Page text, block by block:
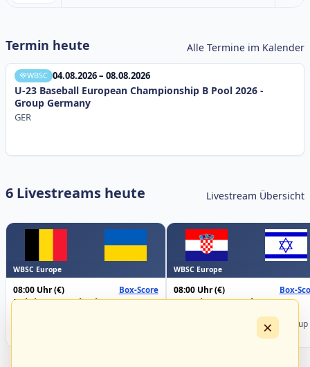
Termin heute Alle Termine im Kalender
WBSC 04.08.2026 – 08.08.2026
U-23 Baseball European Championship B Pool 2026 -
Group Germany
GER
6 Livestreams heute Livestream Übersicht
WBSC Europe
08:00 Uhr(€) Box-Score
Belgium vs. Ukraine
WBSC Europe
08:00 Uhr(€) Box-
Croatia vs. Israel
Championship B Pool 2026 - Group
×